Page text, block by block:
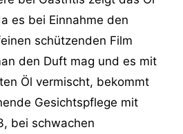
es bei Einnahme den
schützenden Film
den Duft mag und es mit
Öl vermischt, bekommt
Gesichtspflege mit
bei schwachen